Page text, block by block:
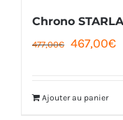
Chrono
477,00 €
Le
était :
467,00€Le
Ajouter au panier